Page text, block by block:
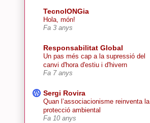
TecnolONGia
Hola, món!
Fa 3 anys
Responsabilitat Global
Un pas més cap a la supressió del
canvi d'hora d'estiu i d'hivern
Fa 7 anys
Sergi Rovira
Quan l’associacionisme reinventa la
protecció ambiental
Fa 10 anys